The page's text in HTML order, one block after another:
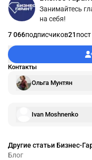
Занимайтесь
на себя!
7 066подписчиков21пост
Контакты
Ольга Мунтян
Ivan Moshnenko
Другие статьи Бизнес-
Блог